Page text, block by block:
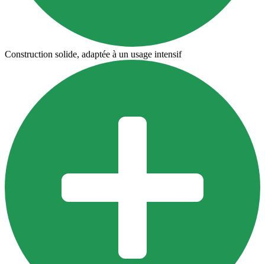
Construction solide, adaptée à un usage intensif